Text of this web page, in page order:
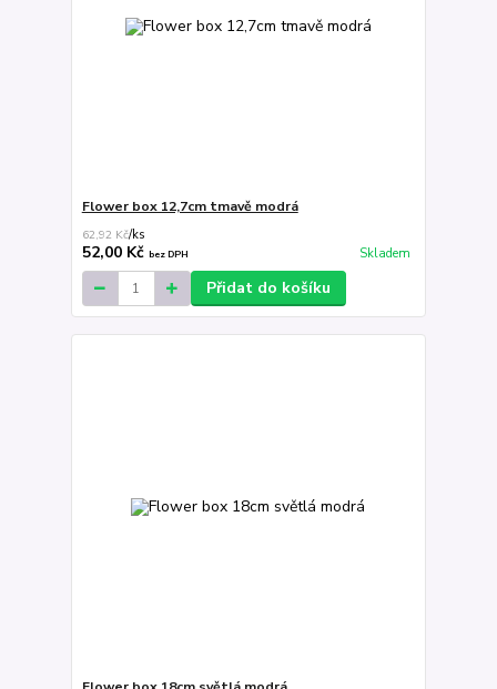
Flower box 12,7cm tmavě modrá
62,92 Kč/ks
52,00 Kč bez DPH Skladem
Přidat do košíku